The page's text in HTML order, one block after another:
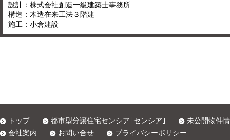
設計：株式会社創造一級建築士事務所
構造：木造在来工法３階建
施工：小倉建設
トップ 都市型分譲住宅センシア｢センシア｣
未公開物件
会社案内
お問い合せ プライバシーポリシー